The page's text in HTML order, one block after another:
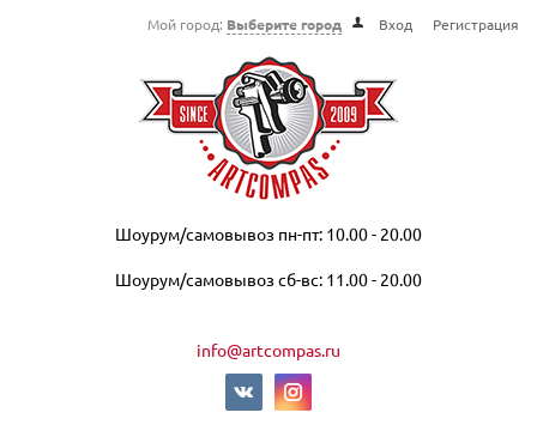
Мой город: Выберите город Вход Регистрация
Шоурум/самовывоз пн-пт: 10.00 - 20.00
Шоурум/самовывоз сб-вс: 11.00 - 20.00
info@artcompas.ru